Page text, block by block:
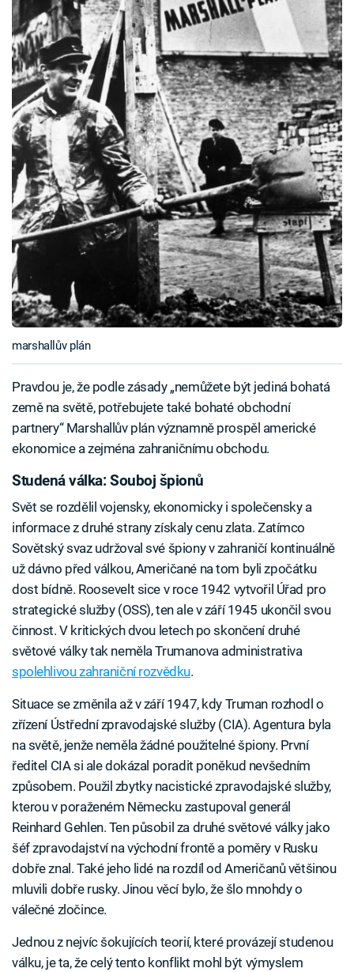
marshallův plán
Pravdou je, že podle zásady „nemůžete být jediná bohatá
země na světě, potřebujete také bohaté obchodní
partnery“ Marshallův plán významně prospěl americké
ekonomice a zejména zahraničnímu obchodu.
Studená válka: Souboj špionů
Svět se rozdělil vojensky, ekonomicky i společensky a
informace z druhé strany získaly cenu zlata. Zatímco
Sovětský svaz udržoval své špiony v zahraničí kontinuálně
už dávno před válkou, Američané na tom byli zpočátku
dost bídně. Roosevelt sice v roce 1942 vytvořil Úřad pro
strategické služby (OSS), ten ale v září 1945 ukončil svou
činnost. V kritických dvou letech po skončení druhé
světové války tak neměla Trumanova administrativa
spolehlivou zahraniční rozvědku.
Situace se změnila až v září 1947, kdy Truman rozhodl o
zřízení Ústřední zpravodajské služby (CIA). Agentura byla
na světě, jenže neměla žádné použitelné špiony. První
ředitel CIA si ale dokázal poradit poněkud nevšedním
způsobem. Použil zbytky nacistické zpravodajské služby,
kterou v poraženém Německu zastupoval generál
Reinhard Gehlen. Ten působil za druhé světové války jako
šéf zpravodajství na východní frontě a poměry v Rusku
dobře znal. Také jeho lidé na rozdíl od Američanů většinou
mluvili dobře rusky. Jinou věcí bylo, že šlo mnohdy o
válečné zločince.
Jednou z nejvíc šokujících teorií, které provázejí studenou
válku, je ta, že celý tento konflikt mohl být výmyslem